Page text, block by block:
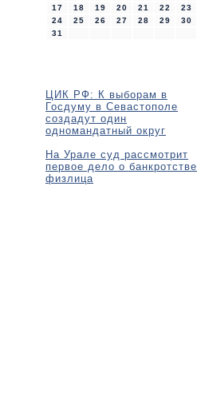
17
18 19 20 21 22
23
24
25 26 27 28 29
30
31
ЦИК РФ: К выборам в
Госдуму в Севастополе
создадут один
одномандатный округ
На Урале суд рассмотрит
первое дело о банкротстве
физлица